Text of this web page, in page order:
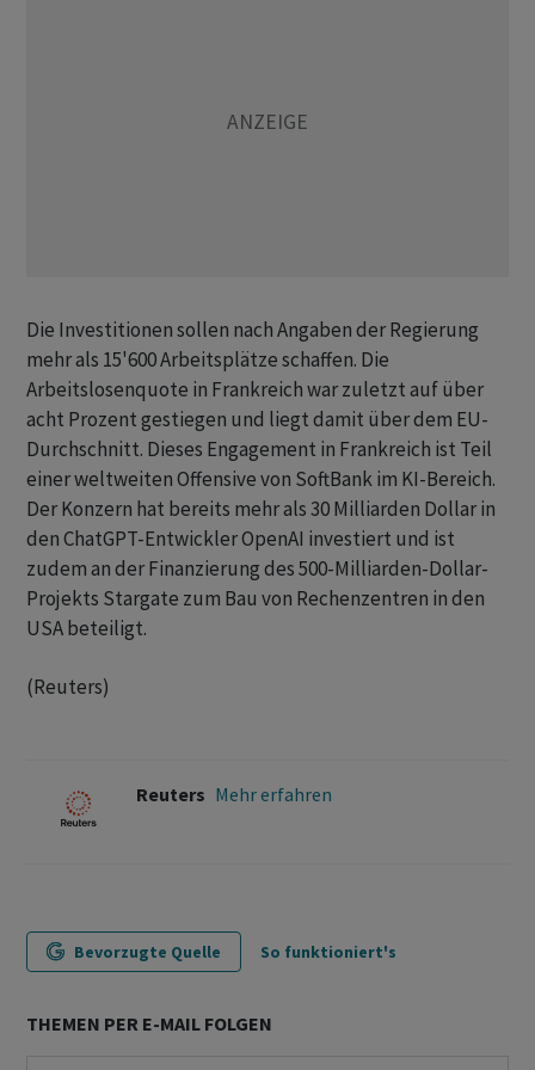
Die Investitionen ⁠sollen nach Angaben der Regierung
mehr als 15'600 ​Arbeitsplätze schaffen. Die
⁠Arbeitslosenquote in Frankreich war zuletzt auf über
acht Prozent gestiegen und liegt damit ‌über dem EU-
Durchschnitt. Dieses Engagement in Frankreich ist Teil
einer weltweiten Offensive von SoftBank im KI-Bereich.
Der Konzern hat bereits mehr ‌als 30 Milliarden Dollar in
den ChatGPT-Entwickler OpenAI investiert und ​ist
zudem an der Finanzierung des 500-Milliarden-Dollar-
Projekts Stargate zum Bau von Rechenzentren in den
USA beteiligt.
(Reuters)
Reuters Mehr erfahren
Bevorzugte Quelle So funktioniert's
THEMEN PER E-MAIL FOLGEN